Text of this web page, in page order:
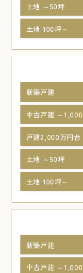
土地 ～50坪
土地 100坪～
新築戸建
中古戸建 ～
戸建2,000万円台
土地 ～50坪
土地 100坪～
新築戸建
中古戸建 ～